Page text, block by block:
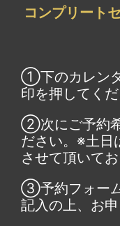
コンプリート
①下のカレン
印を押してくだ
②次にご予約
ださい。※土日
させて頂いてお
③予約フォー
記入の上、お申